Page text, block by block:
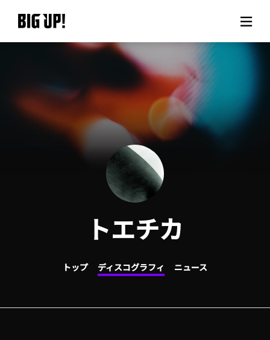
BIG UP!について
ニュース
料金プラン
サポート
ご利用の流れ
よくある質問
トエチカ
トップ ディスコグラフィ ニュース